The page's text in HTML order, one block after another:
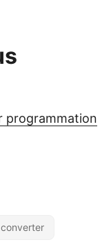
programmation